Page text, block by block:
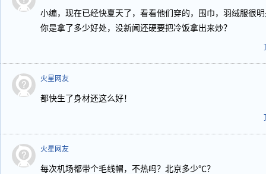
小编，现在已经快夏天了，看看他们穿的，围巾，羽绒服很
你是拿了多少好处，没新闻还硬要把冷饭拿出来炒？
火星网友
都快生了身材还这么好！
火星网友
每次机场都带个毛线帽，不热吗？北京多少℃？